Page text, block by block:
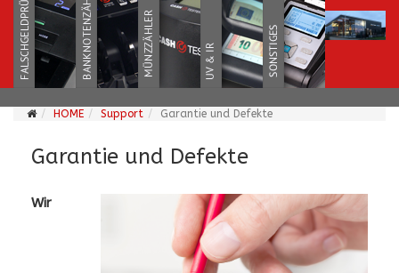
HOME Support Garantie und Defekte
Garantie und Defekte
Wir